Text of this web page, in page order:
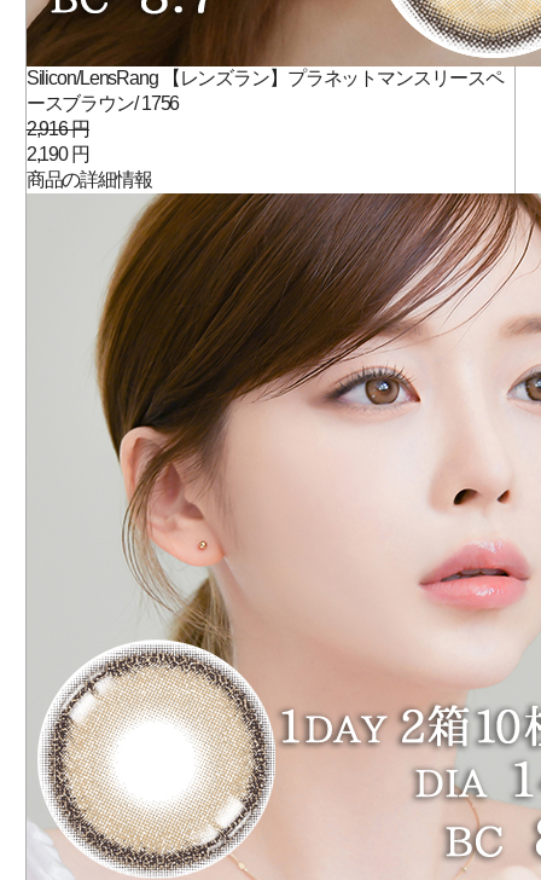
Silicon/LensRang 【レンズラン】プラネットマンスリースペ
ースブラウン/ 1756
2,916 円
2,190 円
商品の詳細情報